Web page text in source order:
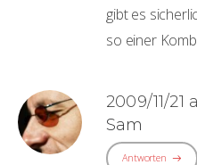
gibt es
so einer
2009/11/21
Sam
Antworten